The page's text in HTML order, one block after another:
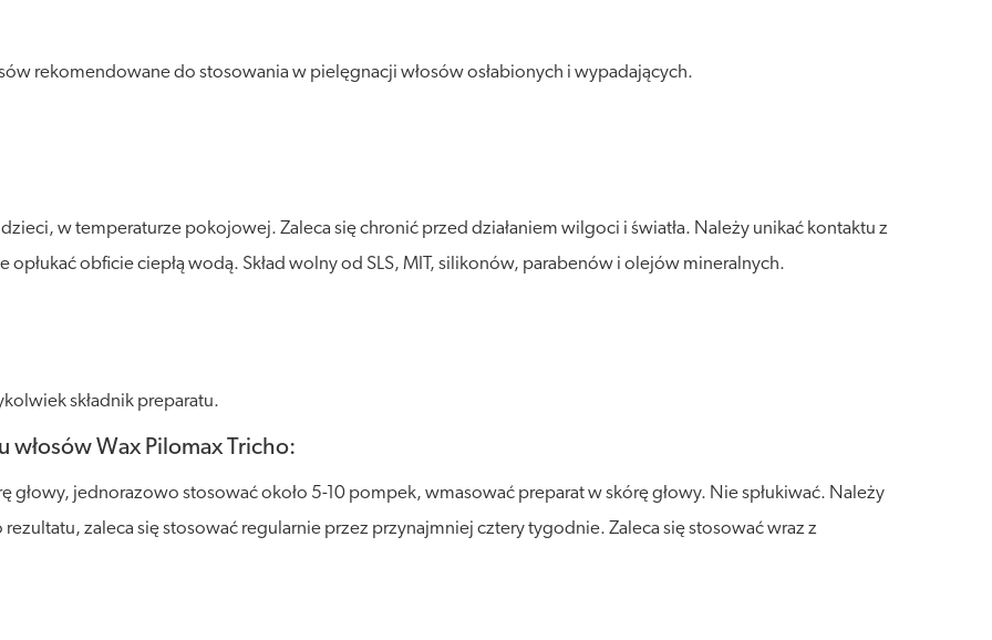
rekomendowane do stosowania w pielęgnacji włosów osłabionych i wypadających.
w temperaturze pokojowej. Zaleca się chronić przed działaniem wilgoci i światła. Należy unikać kontaktu z
opłukać obficie ciepłą wodą. Skład wolny od SLS, MIT, silikonów, parabenów i olejów mineralnych.
składnik preparatu.
Wax Pilomax Tricho:
głowy, jednorazowo stosować około 5-10 pompek, wmasować preparat w skórę głowy. Nie spłukiwać. Należy
zaleca się stosować regularnie przez przynajmniej cztery tygodnie. Zaleca się stosować wraz z